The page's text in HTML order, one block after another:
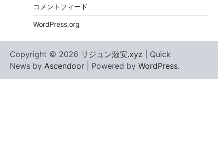
コメントフィード
WordPress.org
Copyright © 2026 リジュン激安.xyz | Quick
News by Ascendoor | Powered by WordPress.